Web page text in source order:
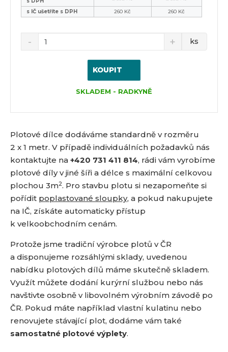
s IČ ušetříte s DPH
260 Kč 260 Kč
ks
KOUPIT
SKLADEM - RADKYNĚ
Plotové dílce dodáváme standardně v rozměru
2 x 1 metr. V případě individuálních požadavků nás
kontaktujte na +420 731 411 814, rádi vám vyrobíme
plotové díly v jiné šíři a délce s maximální celkovou
plochou 3m2. Pro stavbu plotu si nezapomeňte si
pořídit poplastované sloupky, a pokud nakupujete
na IČ, získáte automaticky přístup
k velkoobchodním cenám.
Protože jsme tradiční výrobce plotů v ČR
a disponujeme rozsáhlými sklady, uvedenou
nabídku plotových dílů máme skutečně skladem.
Využít můžete dodání kurýrní službou nebo nás
navštivte osobně v libovolném výrobním závodě po
ČR. Pokud máte například vlastní kulatinu nebo
renovujete stávající plot, dodáme vám také
samostatné plotové výplety.